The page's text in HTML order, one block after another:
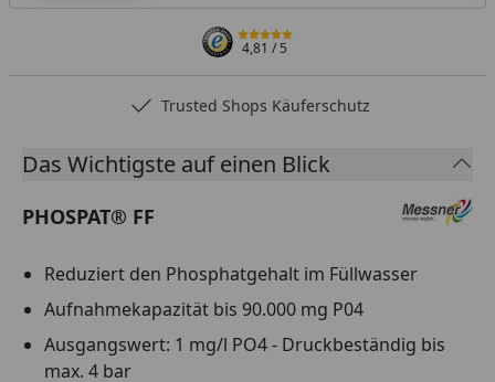
4,81/ 5
Trusted Shops Käuferschutz
Das Wichtigste auf einen Blick
PHOSPAT® FF
Reduziert den Phosphatgehalt im Füllwasser
Aufnahmekapazität bis 90.000 mg P04
Ausgangswert: 1 mg/l PO4 - Druckbeständig bis
max. 4 bar